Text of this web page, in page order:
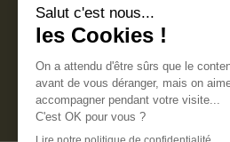
Contact
SECURED PAYMENT ✅